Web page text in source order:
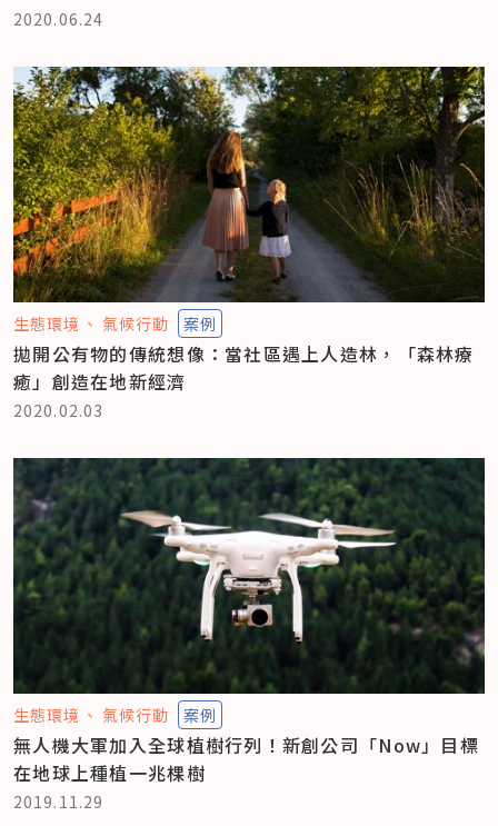
2020.06.24
生態環境 氣候行動 案例
拋開公有物的傳統想像：當社區遇上人造林，「森林療
癒」創造在地新經濟
2020.02.03
生態環境 氣候行動 案例
無人機大軍加入全球植樹行列！新創公司「Now」目標
在地球上種植一兆棵樹
2019.11.29